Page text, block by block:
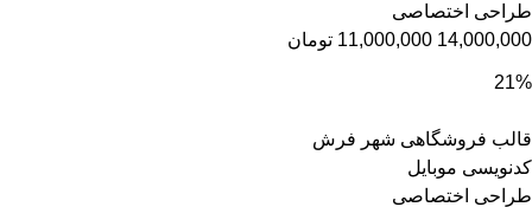
طراحی اختصاصی
14,000,000
11,000,000 تومان
21%
قالب فروشگاهی شهر فرش
کدنویسی موبایل
طراحی اختصاصی